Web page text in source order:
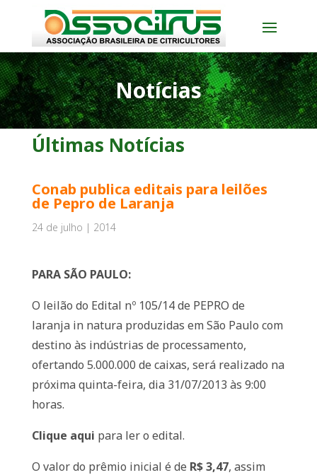
Notícias
Últimas Notícias
Conab publica editais para leilões
de Pepro de Laranja
24 de julho | 2014
PARA SÃO PAULO:
O leilão do Edital nº 105/14 de PEPRO de
laranja in natura produzidas em São Paulo com
destino às indústrias de processamento,
ofertando 5.000.000 de caixas, será realizado na
próxima quinta-feira, dia 31/07/2013 às 9:00
horas.
Clique aqui para ler o edital.
O valor do prêmio inicial é de R$ 3,47, assim